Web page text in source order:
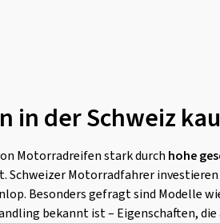
in der Schweiz
Motorradreifen stark durch hohe
Schweizer Motorradfahrer
Besonders gefragt sind Modelle
bekannt ist – Eigenschaften,